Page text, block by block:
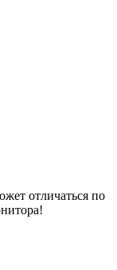
отличаться по